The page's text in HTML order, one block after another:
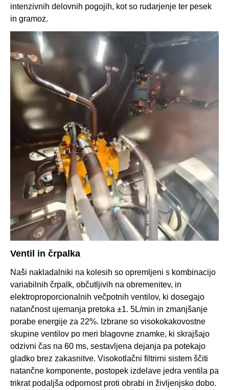
intenzivnih delovnih pogojih, kot so rudarjenje ter pesek
in gramoz.
Ventil in črpalka
Naši nakladalniki na kolesih so opremljeni s kombinacijo
variabilnih črpalk, občutljivih na obremenitev, in
elektroproporcionalnih večpotnih ventilov, ki dosegajo
natančnost ujemanja pretoka ±1. 5L/min in zmanjšanje
porabe energije za 22%. Izbrane so visokokakovostne
skupine ventilov po meri blagovne znamke, ki skrajšajo
odzivni čas na 60 ms, sestavljena dejanja pa potekajo
gladko brez zakasnitve. Visokotlačni filtrirni sistem ščiti
natančne komponente, postopek izdelave jedra ventila pa
trikrat podaljša odpornost proti obrabi in življenjsko dobo.